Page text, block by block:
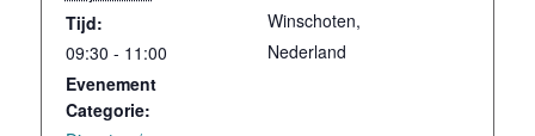
Tijd:
09:30 - 11:00
Evenement
Categorie:
Winschoten,
Nederland